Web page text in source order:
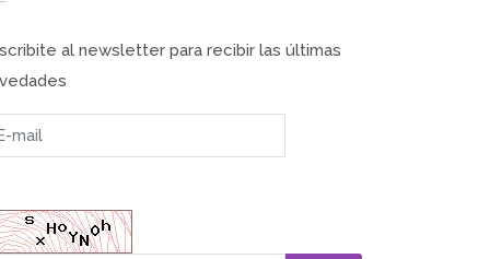
al newsletter para recibir las últimas